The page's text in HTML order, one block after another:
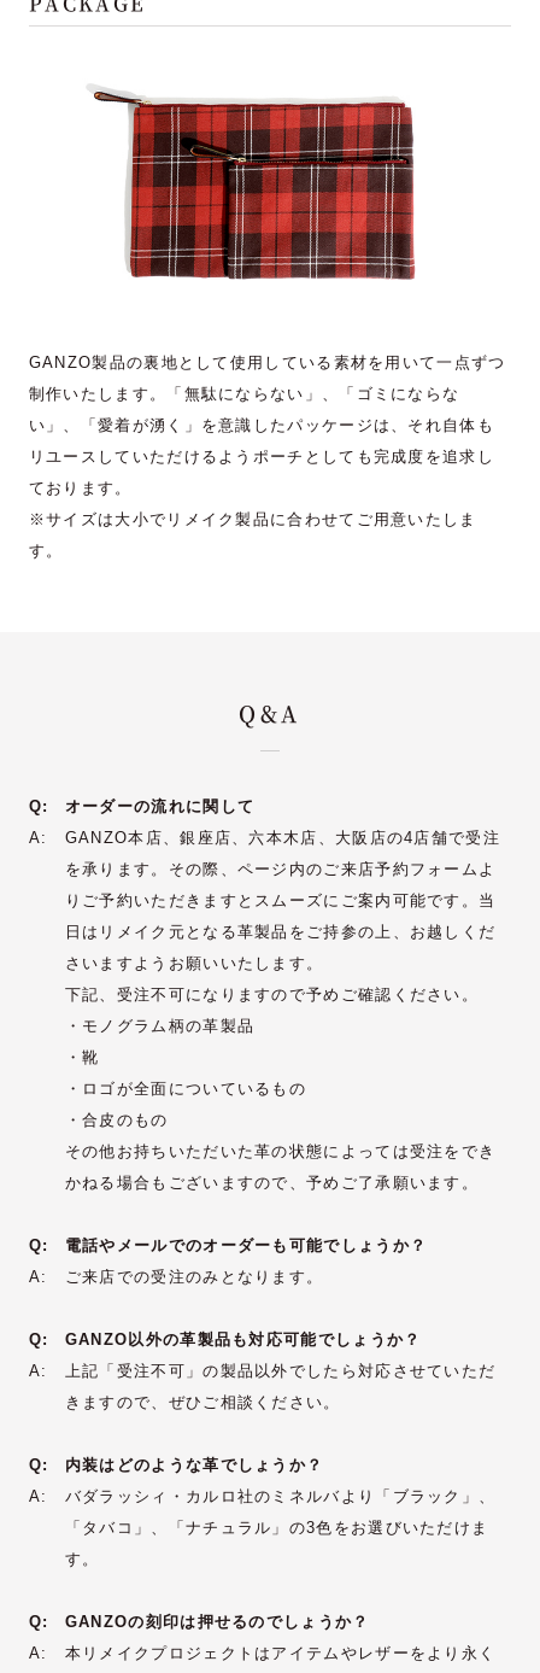
GANZO製品の裏地として使用している素材を用いて一点ずつ
制作いたします。「無駄にならない」、「ゴミにならな
い」、「愛着が湧く」を意識したパッケージは、それ自体も
リユースしていただけるようポーチとしても完成度を追求し
ております。
※サイズは大小でリメイク製品に合わせてご用意いたしま
す。
Q&A
Q:
オーダーの流れに関して
A:
GANZO本店、銀座店、六本木店、大阪店の4店舗で受注
を承ります。その際、ページ内のご来店予約フォームよ
りご予約いただきますとスムーズにご案内可能です。当
日はリメイク元となる革製品をご持参の上、お越しくだ
さいますようお願いいたします。
下記、受注不可になりますので予めご確認ください。
・モノグラム柄の革製品
・靴
・ロゴが全面についているもの
・合皮のもの
その他お持ちいただいた革の状態によっては受注をでき
かねる場合もございますので、予めご了承願います。
Q:
電話やメールでのオーダーも可能でしょうか？
A:
ご来店での受注のみとなります。
Q:
GANZO以外の革製品も対応可能でしょうか？
A:
上記「受注不可」の製品以外でしたら対応させていただ
きますので、ぜひご相談ください。
Q:
内装はどのような革でしょうか？
A:
バダラッシィ・カルロ社のミネルバより「ブラック」、
「タバコ」、「ナチュラル」の3色をお選びいただけま
す。
Q:
GANZOの刻印は押せるのでしょうか？
A:
本リメイクプロジェクトはアイテムやレザーをより永く